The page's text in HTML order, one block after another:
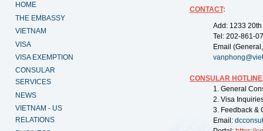
HOME
THE EMBASSY
VIETNAM
VISA
VISA EXEMPTION
CONSULAR
SERVICES
NEWS
VIETNAM - US
RELATIONS
CONTACT:
Add: 1233
Tel: 202-861-
Email
CONSULAR
1. General
2. Visa
3. Feedback &
Email: